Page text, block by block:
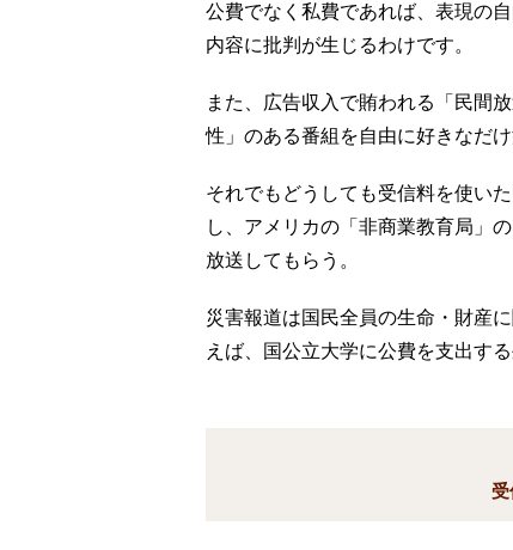
公費でなく私費であれば、表現の
内容に批判が生じるわけです。
また、広告収入で賄われる「民間
性」のある番組を自由に好きなだ
それでもどうしても受信料を使い
し、アメリカの「非商業教育局」
放送してもらう。
災害報道は国民全員の生命・財産
えば、国公立大学に公費を支出す